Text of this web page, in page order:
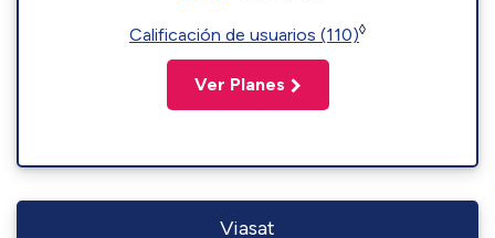
Calificación de usuarios (110)◊
Ver Planes
Viasat